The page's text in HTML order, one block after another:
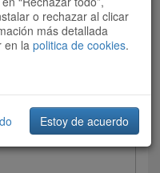
Més recents/ Dificultat
o rechazar al clicar
más detallada
en la politica de cookies.
Estoy de acuerdo